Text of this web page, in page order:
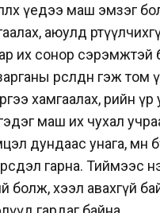
үедээ маш эмзэг
аюулд
их сонор сэрэмжтэй
өрсөлдөөн гэж том
хамгаалах, өөрийн
маш их чухал
дундаас унага, мөн
гарна. Тиймээс
болж, хээл авахгүй